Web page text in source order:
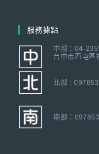
服務據點
中部：04-
台中市西屯區
北部 :
南部：